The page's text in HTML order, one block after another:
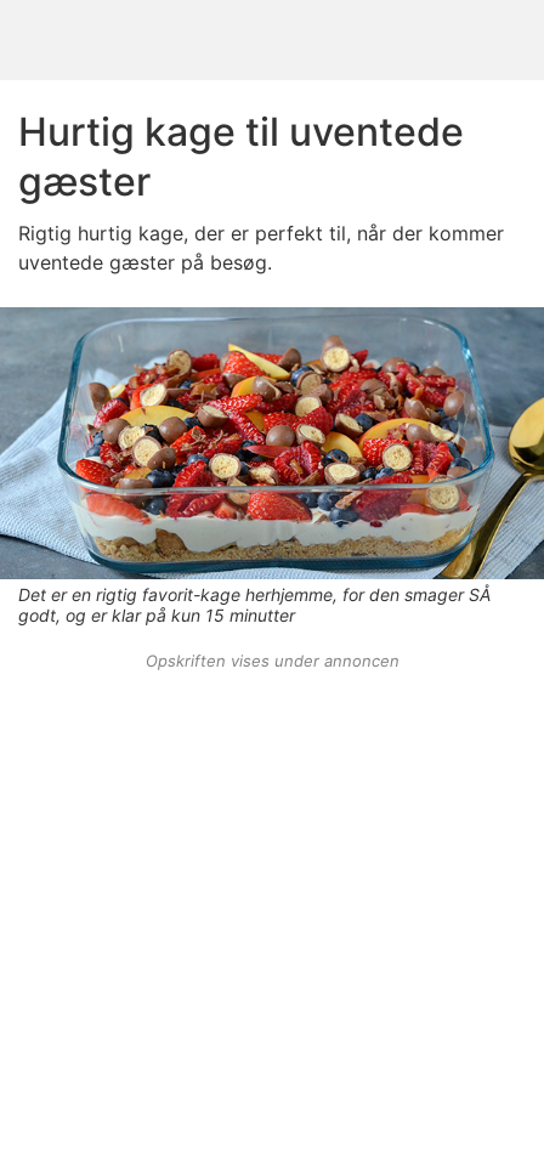
Hurtig kage til uventede
gæster
Rigtig hurtig kage, der er perfekt til, når der kommer
uventede gæster på besøg.
Det er en rigtig favorit-kage herhjemme, for den smager SÅ
godt, og er klar på kun 15 minutter
Opskriften vises under annoncen